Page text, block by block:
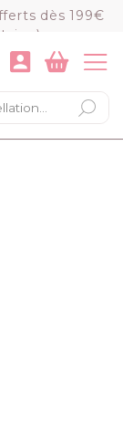
dès 199€
×